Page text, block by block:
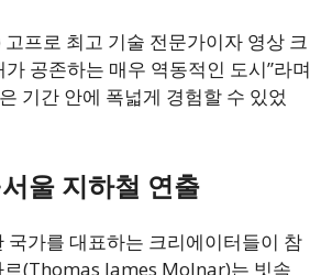
프로 최고 기술 전문가이자 영상 크
공존하는 매우 역동적인 도시”라며
기간 안에 폭넓게 경험할 수 있었
울 지하철 연출
국가를 대표하는 크리에이터들이 참
(Thomas James Molnar)는 빗속